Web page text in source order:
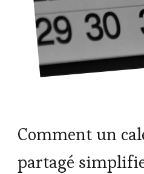
Comment un
partagé